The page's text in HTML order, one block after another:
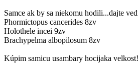
Samce ak by sa niekomu hodili...dajte
Phormictopus cancerides 8zv
Holothele incei 9zv
Brachypelma albopilosum 8zv
Kúpim samicu usambary hocijaka